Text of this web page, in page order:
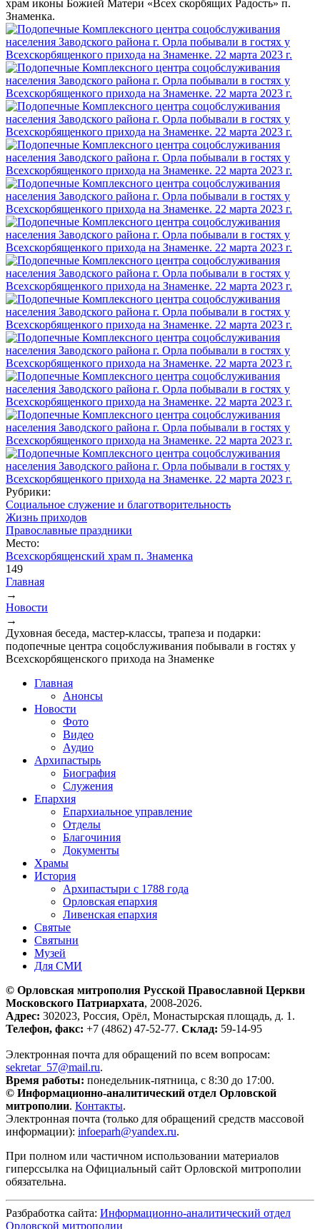
храм иконы Божией Матери «Всех скорбящих Радость» п.
Знаменка.
Рубрики:
Социальное служение и благотворительность
Жизнь приходов
Православные праздники
Место:
Всехскорбященский храм п. Знаменка
149
Вы здесь
Главная
→
Новости
→
Духовная беседа, мастер-классы, трапеза и подарки:
подопечные центра соцобслуживания побывали в гостях у
Всехскорбященского прихода на Знаменке
Главная
Анонсы
Новости
Фото
Видео
Аудио
Архипастырь
Биография
Служения
Епархия
Епархиальное управление
Отделы
Благочиния
Документы
Храмы
История
Архипастыри с 1788 года
Орловская епархия
Ливенская епархия
Святые
Святыни
Музей
Для СМИ
© Орловская митрополия Русской Православной Церкви
Московского Патриархата, 2008-2026.
Адрес: 302023, Россия, Орёл, Монастырская площадь, д. 1.
Телефон, факс: +7 (4862) 47-52-77. Склад: 59-14-95
Электронная почта для обращений по всем вопросам:
sekretar_57@mail.ru.
Время работы: понедельник-пятница, с 8:30 до 17:00.
© Информационно-аналитический отдел Орловской
митрополии. Контакты.
Электронная почта (только для обращений средств массовой
информации): infoeparh@yandex.ru.
При полном или частичном использовании материалов
гиперссылка на Официальный сайт Орловской митрополии
обязательна.
Разбработка сайта: Информационно-аналитический отдел
Орловской митрополии